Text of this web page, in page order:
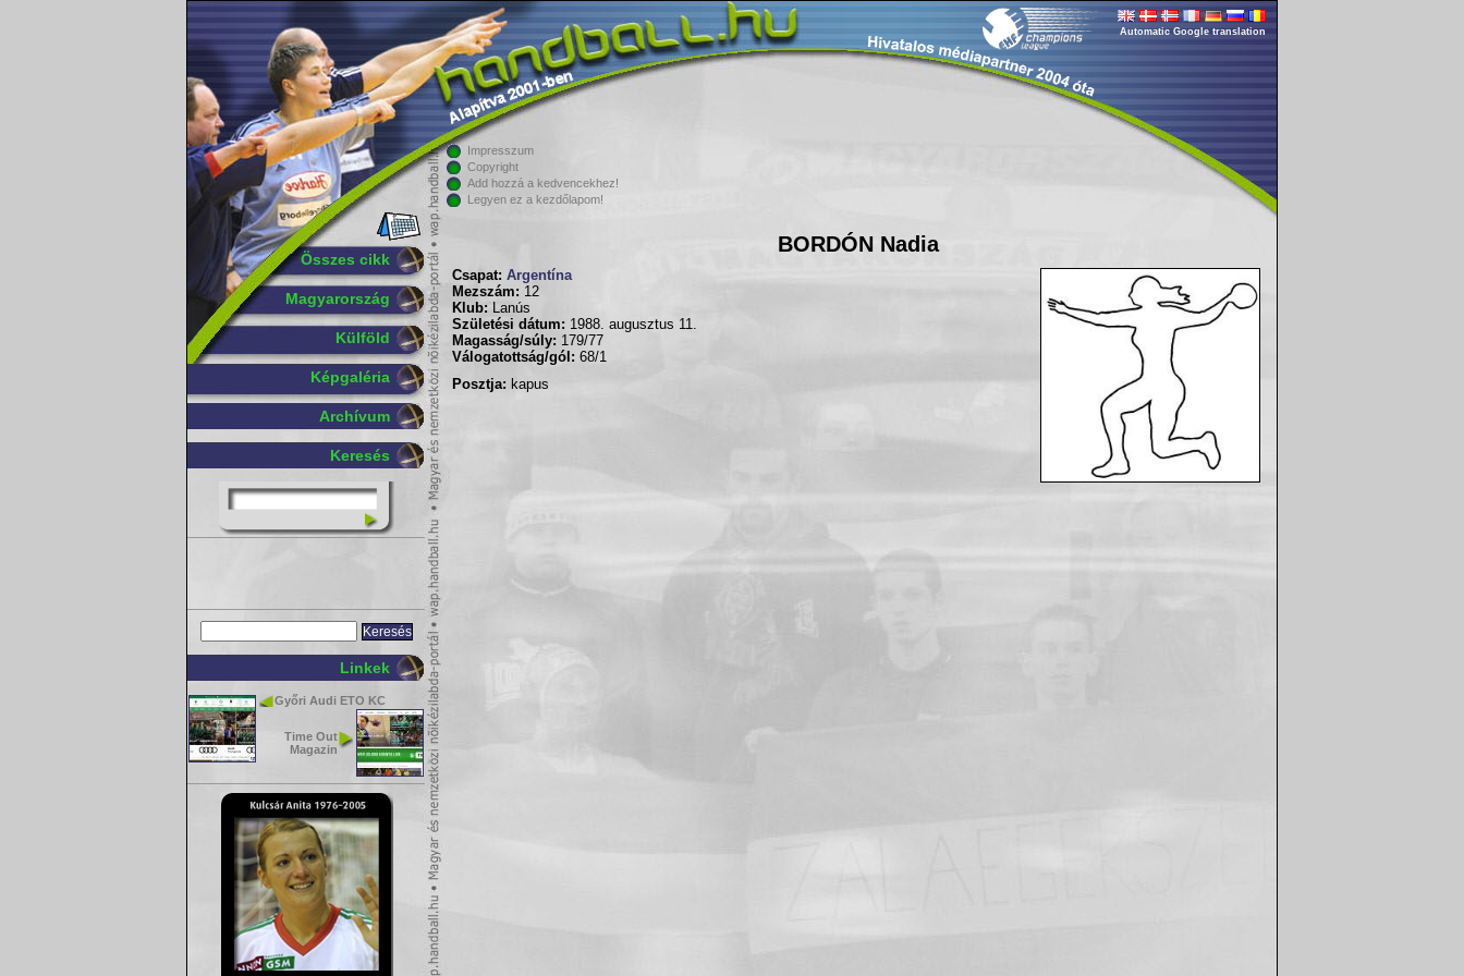
Összes cikk
Magyarország
Külföld
Képgaléria
Archívum
Keresés
Linkek
Győri Audi ETO KC
Time Out
Magazin
Automatic Google translation
Impresszum
Copyright
Add hozzá a kedvencekhez!
Legyen ez a kezdőlapom!
BORDÓN Nadia
Csapat: Argentína
Mezszám: 12
Klub: Lanús
Születési dátum: 1988. augusztus 11.
Magasság/súly: 179/77
Válogatottság/gól: 68/1
Posztja: kapus